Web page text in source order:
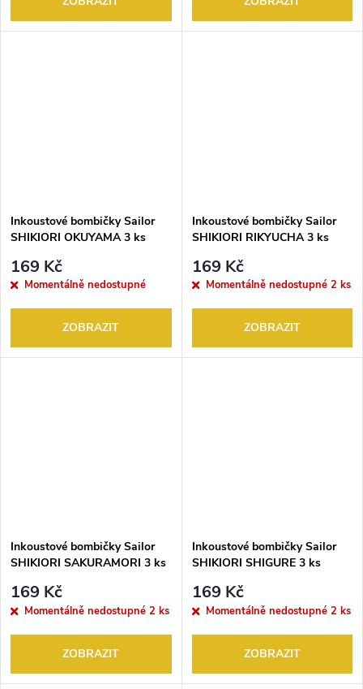
Inkoustové bombičky Sailor
SHIKIORI OKUYAMA 3 ks
169 Kč
Momentálně nedostupné
ZOBRAZIT
Inkoustové bombičky Sailor
SHIKIORI RIKYUCHA 3 ks
169 Kč
Momentálně nedostupné 2 ks
ZOBRAZIT
Inkoustové bombičky Sailor
SHIKIORI SAKURAMORI 3 ks
169 Kč
Momentálně nedostupné 2 ks
ZOBRAZIT
Inkoustové bombičky Sailor
SHIKIORI SHIGURE 3 ks
169 Kč
Momentálně nedostupné 2 ks
ZOBRAZIT